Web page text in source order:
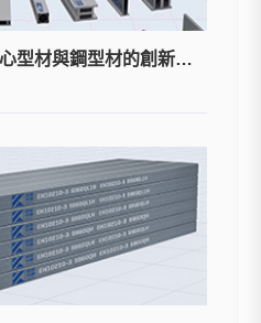
UNS S31803不鏽鋼空心型材與鋼型材的創新應用